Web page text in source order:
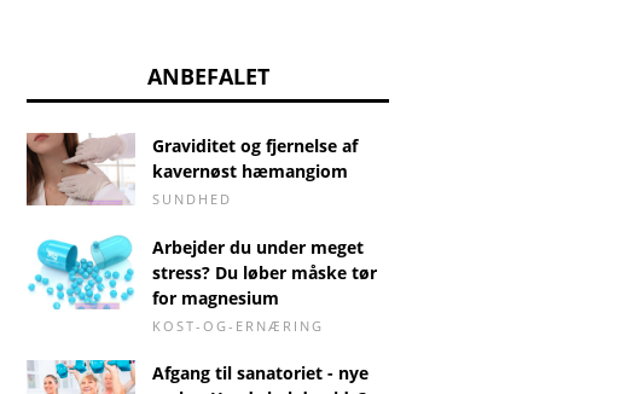
ANBEFALET
Graviditet og fjernelse af
kavernøst hæmangiom
SUNDHED
Arbejder du under meget
stress? Du løber måske tør
for magnesium
KOST-OG-ERNÆRING
Afgang til sanatoriet - nye